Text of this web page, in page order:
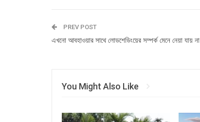
PREV POST
এখনো আবহাওয়ার সাথে লোডশেডিংয়ের সম্পর্ক মেনে নেয়া যায় না
You Might Also Like